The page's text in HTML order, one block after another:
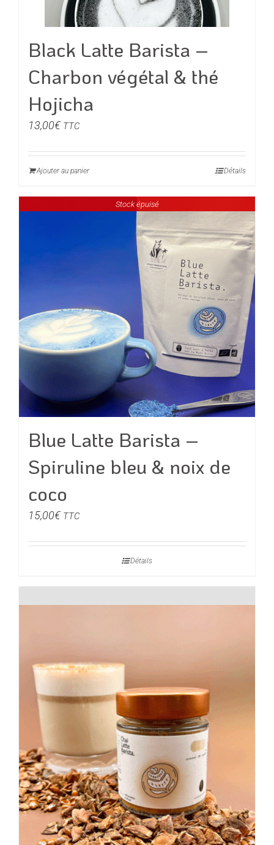
Black Latte Barista –
Charbon végétal & thé
Hojicha
13,00€ TTC
Ajouter au panier Détails
Stock épuisé
Blue Latte Barista –
Spiruline bleu & noix de
coco
15,00€ TTC
Détails